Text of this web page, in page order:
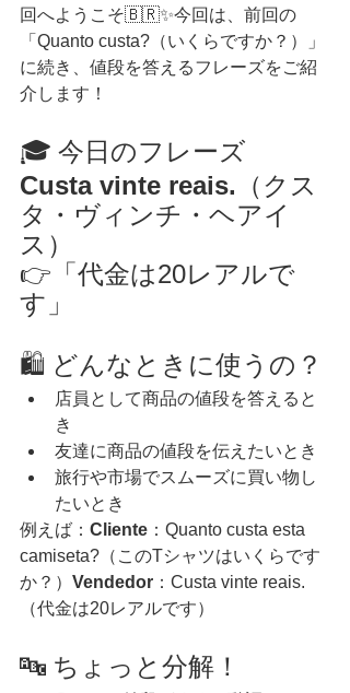
回へようこそ🇧🇷✨今回は、前回の
「Quanto custa?（いくらですか？）」
に続き、値段を答えるフレーズをご紹
介します！
🎓 今日のフレーズ
Custa vinte reais. （クス
タ・ヴィンチ・ヘアイ
ス）
👉「代金は20レアルで
す」
🛍️ どんなときに使うの？
店員として商品の値段を答えると
き
友達に商品の値段を伝えたいとき
旅行や市場でスムーズに買い物し
たいとき
例えば： Cliente ：Quanto custa esta
camiseta?（このTシャツはいくらです
か？） Vendedor ：Custa vinte reais.
（代金は20レアルです）
🔤 ちょっと分解！